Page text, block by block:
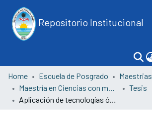
Repositorio Institucional
Home Escuela de Posgrado
Maestrias
Maestría en Ciencias con mención en Biotecnología Molecular
Tesis
Aplicación de tecnologías ómicas al estudio de las comunidades microbianas nitrificantes y desnitrificantes para la obtención de biofiltros sumergidos y su evaluación a nivel experimental en el cultivo intensivo de Litopenaeus vannamei